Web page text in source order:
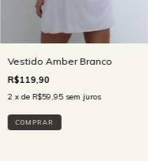
Vestido Amber Branco
R$119,90
2 x de R$59,95 sem juros
COMPRAR